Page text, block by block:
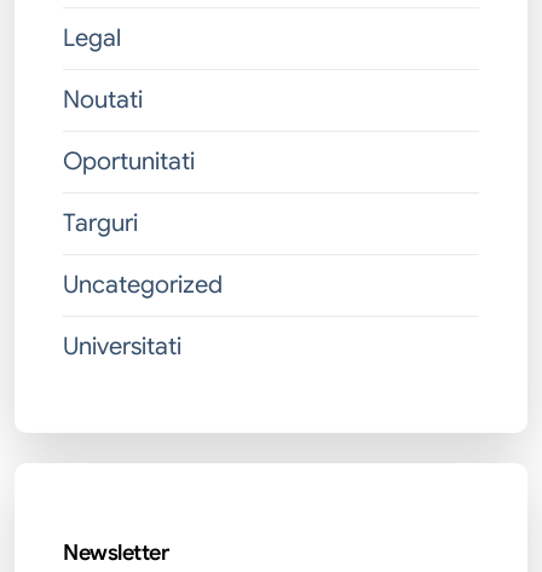
Legal
Noutati
Oportunitati
Targuri
Uncategorized
Universitati
Newsletter